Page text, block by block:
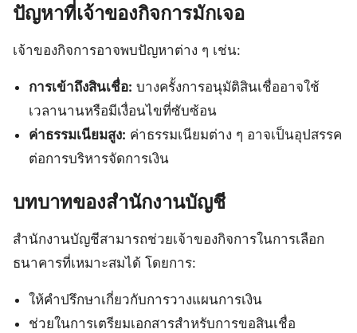
ปัญหาที่เจ้าของกิจการมักเจอ
เจ้าของกิจการอาจพบปัญหาต่าง ๆ เช่น:
การเข้าถึงสินเชื่อ: บางครั้งการอนุมัติสินเชื่ออาจใช้
เวลานานหรือมีเงื่อนไขที่ซับซ้อน
ค่าธรรมเนียมสูง: ค่าธรรมเนียมต่าง ๆ อาจเป็นอุปสรรค
ต่อการบริหารจัดการเงิน
บทบาทของสำนักงานบัญชี
สำนักงานบัญชีสามารถช่วยเจ้าของกิจการในการเลือก
ธนาคารที่เหมาะสมได้ โดยการ:
ให้คำปรึกษาเกี่ยวกับการวางแผนการเงิน
ช่วยในการเตรียมเอกสารสำหรับการขอสินเชื่อ